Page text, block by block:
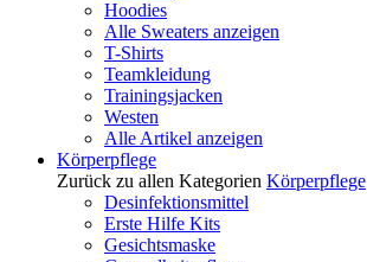
Hoodies
Alle Sweaters anzeigen
T-Shirts
Teamkleidung
Trainingsjacken
Westen
Alle Artikel anzeigen
Körperpflege
Zurück zu allen Kategorien Körperpflege
Desinfektionsmittel
Erste Hilfe Kits
Gesichtsmaske